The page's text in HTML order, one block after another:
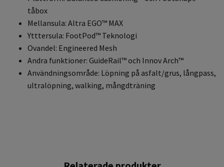
tåbox
Mellansula: Altra EGO™ MAX
Ytttersula: FootPod™ Teknologi
Ovandel: Engineered Mesh
Andra funktioner: GuideRail™ och Innov Arch™
Användningsområde: Löpning på asfalt/grus, långpass,
ultralöpning, walking, mångdträning